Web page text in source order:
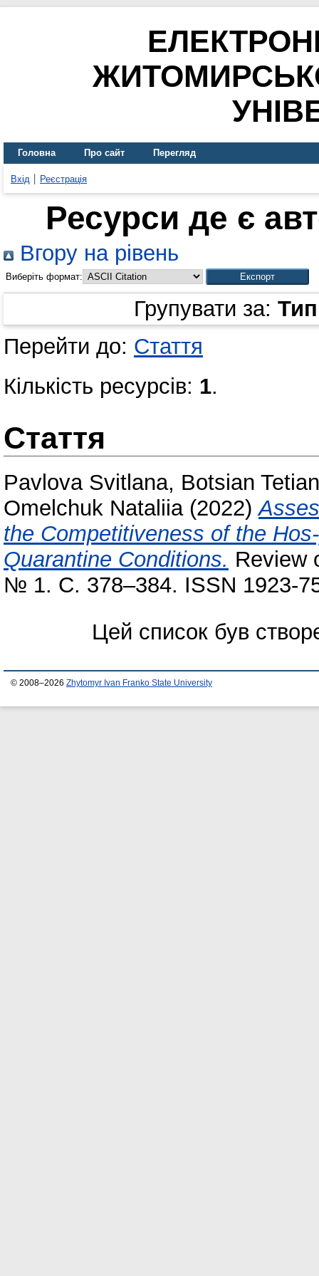
Головна Про сайт Перегляд
Вхід Реєстрація
Ресурси де є
Вгору на рівень
Виберіть формат:
Групувати за:
Перейти до: Стаття
Кількість ресурсів: 1.
Стаття
Pavlova Svitlana, Botsian
Omelchuk Nataliia(2022)
the Competitiveness of the
Quarantine Conditions. Review
№ 1. С. 378–384. ISSN 1923-
Цей список був
© 2008–2026 Zhytomyr Ivan Franko State University